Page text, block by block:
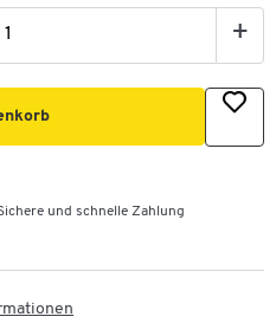
+
und schnelle Zahlung